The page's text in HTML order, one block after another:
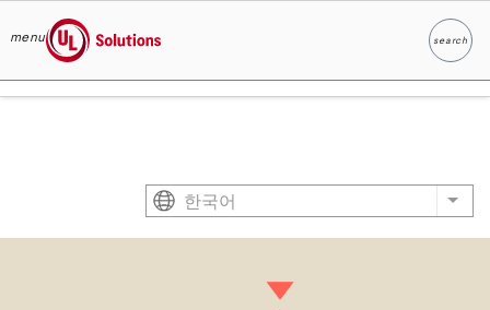
Skip to main content
menu
UL Solutions
search
찾다
한국어 List